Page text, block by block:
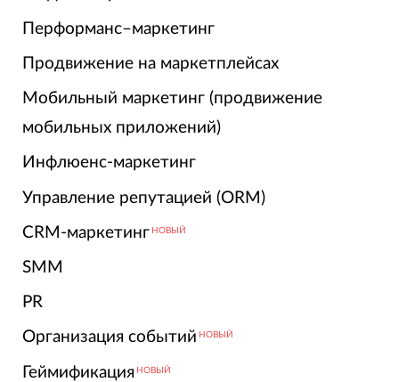
Перформанс–маркетинг
Продвижение на маркетплейсах
Мобильный маркетинг (продвижение
мобильных приложений)
Инфлюенс-маркетинг
Управление репутацией (ORM)
CRM-маркетинг НОВЫЙ
SMM
PR
Организация событий НОВЫЙ
Геймификация НОВЫЙ